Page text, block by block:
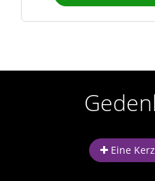
Eine